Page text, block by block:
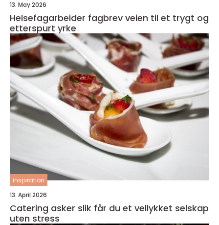
13. May 2026
Helsefagarbeider fagbrev veien til et trygt og
etterspurt yrke
inspiration
13. April 2026
Catering asker slik får du et vellykket selskap
uten stress